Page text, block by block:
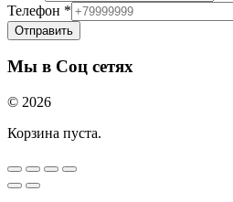
Телефон *
Отправить
Мы в Соц сетях
© 2026
Корзина пуста.